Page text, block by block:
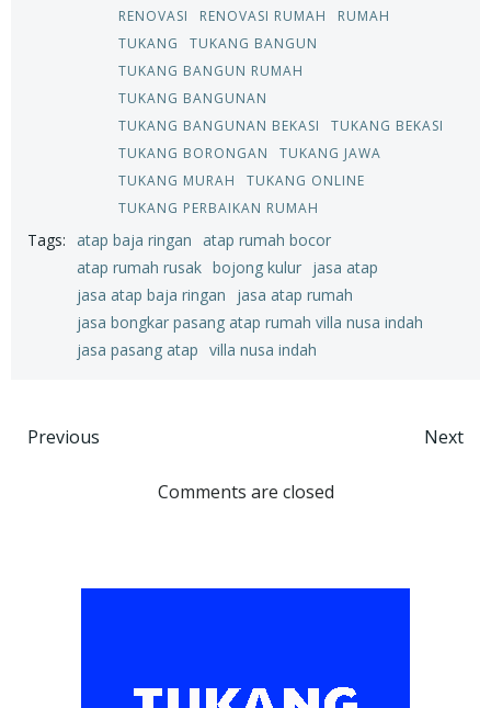
RENOVASI
RENOVASI RUMAH
RUMAH
TUKANG
TUKANG BANGUN
TUKANG BANGUN RUMAH
TUKANG BANGUNAN
TUKANG BANGUNAN BEKASI
TUKANG BEKASI
TUKANG BORONGAN
TUKANG JAWA
TUKANG MURAH
TUKANG ONLINE
TUKANG PERBAIKAN RUMAH
Tags: atap baja ringan
atap rumah bocor
atap rumah rusak bojong kulur jasa atap
jasa atap baja ringan
jasa atap rumah
jasa bongkar pasang atap rumah villa nusa indah
jasa pasang atap villa nusa indah
Post
navigation
Previous
navigation
Next
Comments are closed